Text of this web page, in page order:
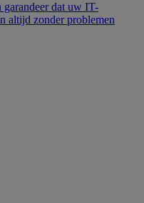
dat uw IT-
altijd zonder problemen